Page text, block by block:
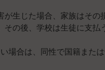
生じた場合、家族はその
の後、学校は生徒に支払
場合は、同性で国籍また